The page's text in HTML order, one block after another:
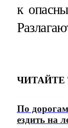
к
ЧИТАЙТЕ
По
ездить на